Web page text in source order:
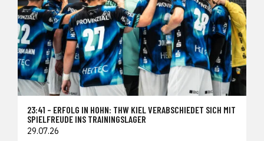
23:41 – ERFOLG IN HOHN: THW KIEL VERABSCHIEDET SICH MIT
SPIELFREUDE INS TRAININGSLAGER
29.07.26